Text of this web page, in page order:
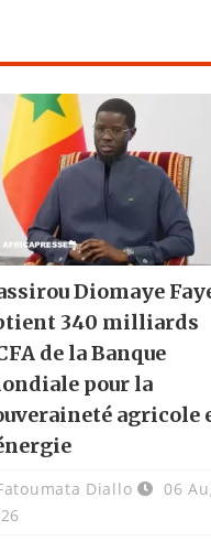
Diomaye
340 milliards
de la Banque
pour la
agricole
Diallo
06